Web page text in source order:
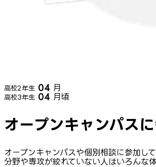
高校2年生 04 月
高校3年生 04 月頃
オープンキャンパス
オープンキャンパスや個別相談に参加し
分野や専攻が絞れていない人はいろんな